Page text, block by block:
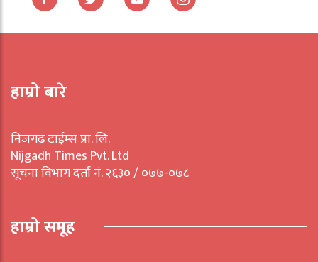
हाम्रो बारे
निजगढ टाईम्स प्रा. लि.
Nijgadh Times Pvt. Ltd
सूचना विभाग दर्ता नं. २६३० / ०७७-०७८
हाम्रो समूह